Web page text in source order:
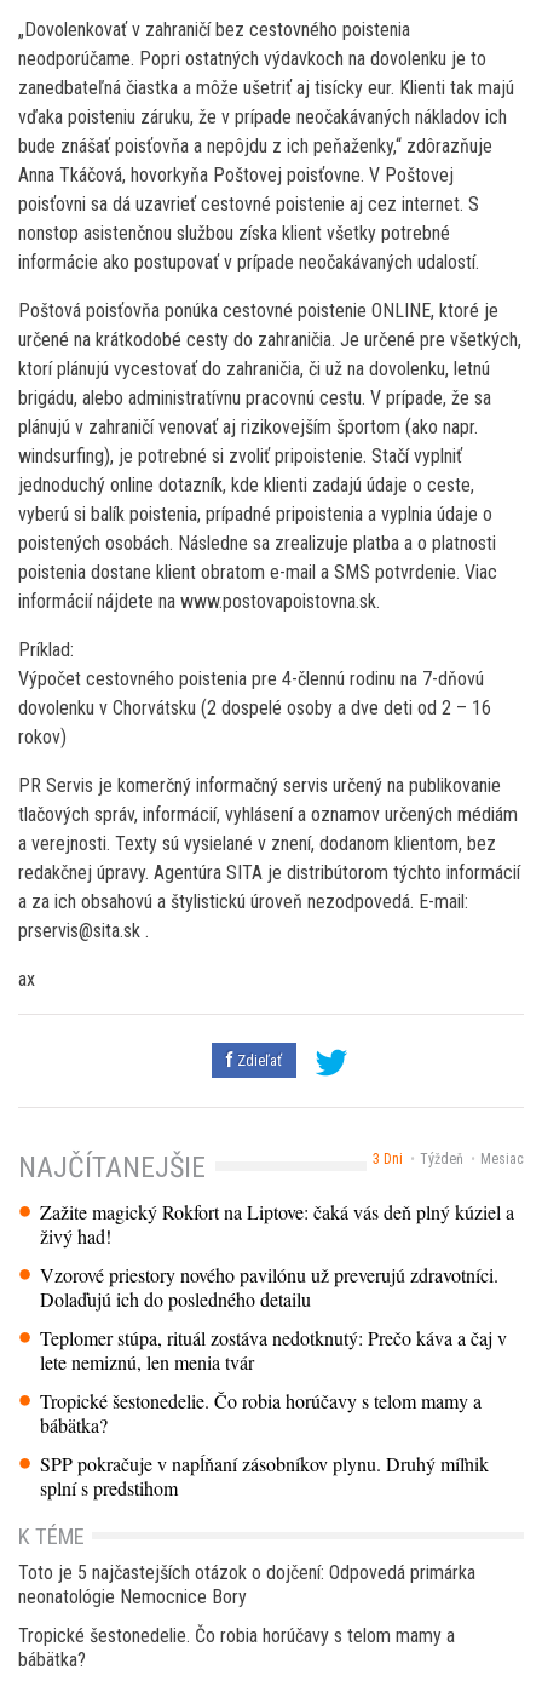
„Dovolenkovať v zahraničí bez cestovného poistenia
neodporúčame. Popri ostatných výdavkoch na dovolenku je to
zanedbateľná čiastka a môže ušetriť aj tisícky eur. Klienti tak majú
vďaka poisteniu záruku, že v prípade neočakávaných nákladov ich
bude znášať poisťovňa a nepôjdu z ich peňaženky,“ zdôrazňuje
Anna Tkáčová, hovorkyňa Poštovej poisťovne. V Poštovej
poisťovni sa dá uzavrieť cestovné poistenie aj cez internet. S
nonstop asistenčnou službou získa klient všetky potrebné
informácie ako postupovať v prípade neočakávaných udalostí.
Poštová poisťovňa ponúka cestovné poistenie ONLINE, ktoré je
určené na krátkodobé cesty do zahraničia. Je určené pre všetkých,
ktorí plánujú vycestovať do zahraničia, či už na dovolenku, letnú
brigádu, alebo administratívnu pracovnú cestu. V prípade, že sa
plánujú v zahraničí venovať aj rizikovejším športom (ako napr.
windsurfing), je potrebné si zvoliť pripoistenie. Stačí vyplniť
jednoduchý online dotazník, kde klienti zadajú údaje o ceste,
vyberú si balík poistenia, prípadné pripoistenia a vyplnia údaje o
poistených osobách. Následne sa zrealizuje platba a o platnosti
poistenia dostane klient obratom e-mail a SMS potvrdenie. Viac
informácií nájdete na www.postovapoistovna.sk.
Príklad:
Výpočet cestovného poistenia pre 4-člennú rodinu na 7-dňovú
dovolenku v Chorvátsku (2 dospelé osoby a dve deti od 2 – 16
rokov)
PR Servis je komerčný informačný servis určený na publikovanie
tlačových správ, informácií, vyhlásení a oznamov určených médiám
a verejnosti. Texty sú vysielané v znení, dodanom klientom, bez
redakčnej úpravy. Agentúra SITA je distribútorom týchto informácií
a za ich obsahovú a štylistickú úroveň nezodpovedá. E-mail:
prservis@sita.sk .
ax
Zdieľať
3 Dni Týždeň Mesiac
NAJČÍTANEJŠIE
Zažite magický Rokfort na Liptove: čaká vás deň plný kúziel a
živý had!
Vzorové priestory nového pavilónu už preverujú zdravotníci.
Dolaďujú ich do posledného detailu
Teplomer stúpa, rituál zostáva nedotknutý: Prečo káva a čaj v
lete nemiznú, len menia tvár
Tropické šestonedelie. Čo robia horúčavy s telom mamy a
bábätka?
SPP pokračuje v napĺňaní zásobníkov plynu. Druhý míľnik
splní s predstihom
K TÉME
Toto je 5 najčastejších otázok o dojčení: Odpovedá primárka
neonatológie Nemocnice Bory
Tropické šestonedelie. Čo robia horúčavy s telom mamy a
bábätka?